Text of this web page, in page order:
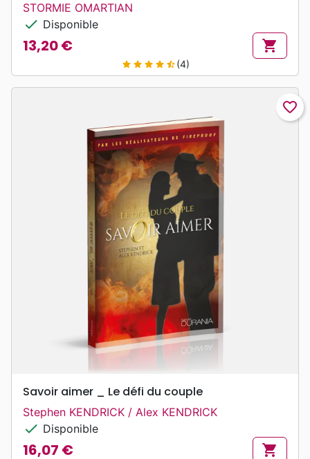
STORMIE OMARTIAN
check Disponible
Prix
13,20 € shopping_cart
star star star star star_half(4)
favorite_border
Savoir aimer _ Le défi du couple
Stephen KENDRICK / Alex KENDRICK
check Disponible
16,07 € shopping_cart